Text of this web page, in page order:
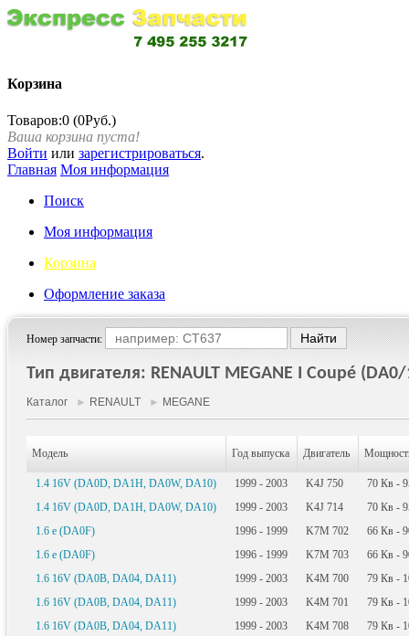
Корзина
Товаров:0 (0Руб.)
Ваша корзина пуста!
Войти или зарегистрироваться.
Главная Моя информация
Поиск
Моя информация
Корзина
Оформление заказа
Номер запчасти:
Тип двигателя: RENAULT MEGANE I Coupé
Каталог ► RENAULT ► MEGANE
Модель Год выпуска Двигатель
1.4 16V (DA0D, DA1H, DA0W, DA10) 1999 - 2003 K4J 750 70 Кв -
1.4 16V (DA0D, DA1H, DA0W, DA10)
1999 - 2003 K4J 714 70 Кв -
1.6 e (DA0F)
1996 - 1999 K7M 702 66 Кв -
1.6 e (DA0F)
1996 - 1999 K7M 703 66 Кв -
1.6 16V (DA0B, DA04, DA11)
1999 - 2003 K4M 700 79 Кв -
1.6 16V (DA0B, DA04, DA11)
1999 - 2003 K4M 701 79 Кв -
1.6 16V (DA0B, DA04, DA11)
1999 - 2003 K4M 708 79 Кв -